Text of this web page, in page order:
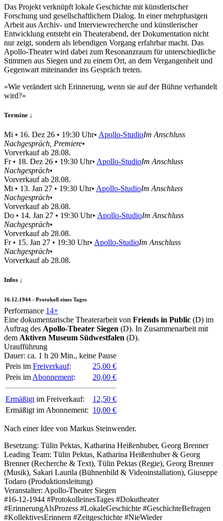
Das Projekt verknüpft lokale Geschichte mit künstlerischer
Forschung und gesellschaftlichem Dialog. In einer mehrphasigen
Arbeit aus Archiv- und Interviewrecherche und künstlerischer
Entwicklung entsteht ein Theaterabend, der Dokumentation nicht
nur zeigt, sondern als lebendigen Vorgang erfahrbar macht. Das
Apollo-Theater wird dabei zum Resonanzraum für unterschiedliche
Stimmen aus Siegen und zu einem Ort, an dem Vergangenheit und
Gegenwart miteinander ins Gespräch treten.
»Wie verändert sich Erinnerung, wenn sie auf der Bühne verhandelt
wird?«
Termine ↓
Mi • 16. Dez 26 • 19:30 Uhr• Apollo-StudioIm Anschluss
Nachgespräch, Premiere•
Vor­verkauf ab 28.08.
Fr• 18. Dez 26 • 19:30 Uhr• Apollo-StudioIm Anschluss
Nachgespräch•
Vor­verkauf ab 28.08.
Mi • 13. Jan 27 • 19:30 Uhr• Apollo-StudioIm Anschluss
Nachgespräch•
Vor­verkauf ab 28.08.
Do • 14. Jan 27 • 19:30 Uhr• Apollo-StudioIm Anschluss
Nachgespräch•
Vor­verkauf ab 28.08.
Fr• 15. Jan 27 • 19:30 Uhr• Apollo-StudioIm Anschluss
Nachgespräch•
Vor­verkauf ab 28.08.
Infos ↓
16.12.1944 - Protokoll eines Tages
Performance 14+
Eine dokumentarische Theaterarbeit von Friends in Public (D) im
Auftrag des Apollo-Theater Siegen (D). In Zusammenarbeit mit
dem Aktiven Museum Südwestfalen (D).
Uraufführung
Dauer: ca. 1 h 20 Min., keine Pause
Preis im Freiverkauf:
25,00 €
Preis im Abonnement: 20,00 €
Ermäßigt im Freiverkauf:
12,50 €
Ermäßigt im Abonnement: 10,00 €
Nach einer Idee von Markus Steinwender.
Besetzung: Tülin Pektas, Katharina Heißenhuber, Georg Brenner
Leading Team: Tülin Pektas, Katharina Heißenhuber & Georg
Brenner (Recherche & Text), Tülin Pektas (Regie), Georg Brenner
(Musik), Sakari Laurila (Bühnenbild & Videoinstallation), Giuseppe
Todaro (Produktionsleitung)
Veranstalter: Apollo-Theater Siegen
#16-12-1944 #ProtokolleinesTages #Dokutheater
#ErinnerungAlsProzess #LokaleGeschichte #GeschichteBefragen
#KollektivesErinnern #Zeitgeschichte #NieWieder